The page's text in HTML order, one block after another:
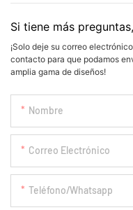
Si tiene más
¡Solo deje su correo
contacto para que podamos
amplia gama de diseños!
Nombre
Correo Electrónico
Teléfono/whatsapp